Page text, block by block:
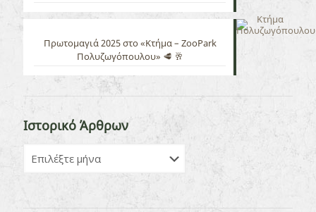
Πρωτομαγιά 2025 στο «Κτήμα – ZooPark
Πολυζωγόπουλου» 🥩 🥂
Ιστορικό Άρθρων